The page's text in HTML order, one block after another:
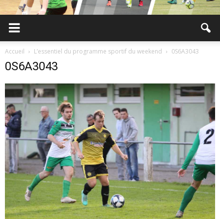
Accueil L’essentiel du programme sportif du weekend 0S6A3043
0S6A3043